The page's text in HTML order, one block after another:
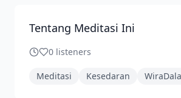
Tentang Meditasi Ini
0 listeners
Meditasi Kesedaran